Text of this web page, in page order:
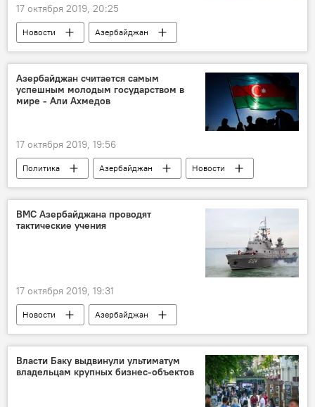
17 октября 2019, 20:25
Новости Азербайджан
Азербайджан считается самым
успешным молодым государством в
мире - Али Ахмедов
17 октября 2019, 19:56
Политика Азербайджан
Новости
Али Ахмедов
ВМС Азербайджана проводят
тактические учения
17 октября 2019, 19:31
Новости
Азербайджан
ВМС Азербайджана
Каспийское море
учения
Власти Баку выдвинули ультиматум
владельцам крупных бизнес-объектов